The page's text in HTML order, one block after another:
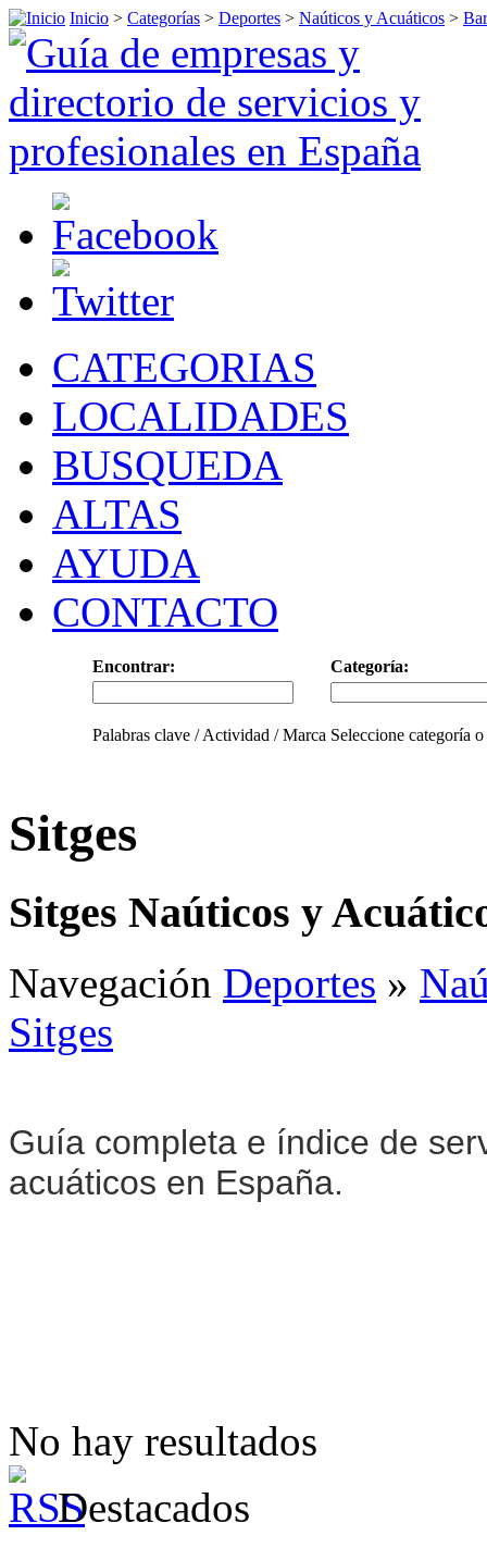
Inicio > Categorías > Deportes > Naúticos y Acuáticos >
CATEGORIAS
LOCALIDADES
BUSQUEDA
ALTAS
AYUDA
CONTACTO
Encontrar: Categoría:
Palabras clave / Actividad / Marca Seleccione categoría
Sitges
Sitges Naúticos y
Navegación Deportes »
Sitges
Guía completa e índice de
acuáticos en España.
No hay resultados
Destacados